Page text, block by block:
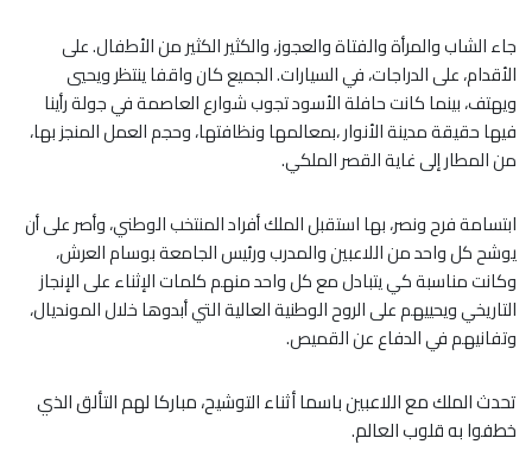
جاء الشاب والمرأة والفتاة والعجوز، والكثير الكثير من الأطفال. على
الأقدام، على الدراجات، في السيارات. الجميع كان واقفا ينتظر ويحيي
ويهتف، بينما كانت حافلة الأسود تجوب شوارع العاصمة في جولة رأينا
فيها حقيقة مدينة الأنوار ،بمعالمها ونظافتها، وحجم العمل المنجز بها،
من المطار إلى غاية القصر الملكي.
ابتسامة فرح ونصر، بها استقبل الملك أفراد المنتخب الوطني، وأصر على أن
يوشح كل واحد من اللاعبين والمدرب ورئيس الجامعة بوسام العرش،
وكانت مناسبة كي يتبادل مع كل واحد منهم كلمات الإثناء على الإنجاز
التاريخي ويحييهم على الروح الوطنية العالية التي أبدوها خلال المونديال،
وتفانيهم في الدفاع عن القميص.
تحدث الملك مع اللاعبين باسما أثناء التوشيح، مباركا لهم التألق الذي
خطفوا به قلوب العالم.